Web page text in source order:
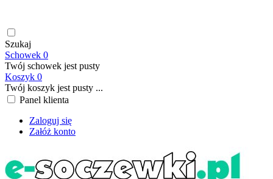
Szukaj
Schowek 0
Twój schowek jest pusty
Koszyk 0
Twój koszyk jest pusty ...
Panel klienta
Zaloguj się
Załóż konto